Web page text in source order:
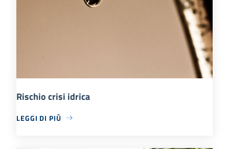
Rischio crisi idrica
LEGGI DI PIÙ